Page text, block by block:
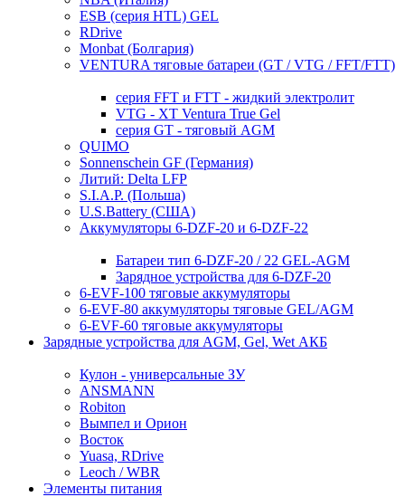
ESB (серия HTL) GEL
RDrive
Monbat (Болгария)
VENTURA тяговые батареи (GT / VTG / FFT/FTT)
серия FFT и FTT - жидкий электролит
VTG - XT Ventura True Gel
серия GT - тяговый AGM
QUIMO
Sonnenschein GF (Германия)
Литий: Delta LFP
S.I.A.P. (Польша)
U.S.Battery (США)
Аккумуляторы 6-DZF-20 и 6-DZF-22
Батареи тип 6-DZF-20 / 22 GEL-AGM
Зарядное устройства для 6-DZF-20
6-EVF-100 тяговые аккумуляторы
6-EVF-80 аккумуляторы тяговые GEL/AGM
6-EVF-60 тяговые аккумуляторы
Зарядные устройства для AGM, Gel, Wet АКБ
Кулон - универсальные ЗУ
ANSMANN
Robiton
Вымпел и Орион
Восток
Yuasa, RDrive
Leoch / WBR
Элементы питания